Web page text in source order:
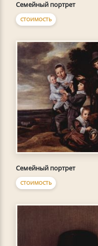
Семейный портрет
СТОИМОСТЬ
Семейный портрет
СТОИМОСТЬ